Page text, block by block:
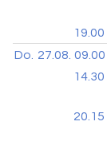
19.00
Do.
27.08. 09.00
14.30
20.15